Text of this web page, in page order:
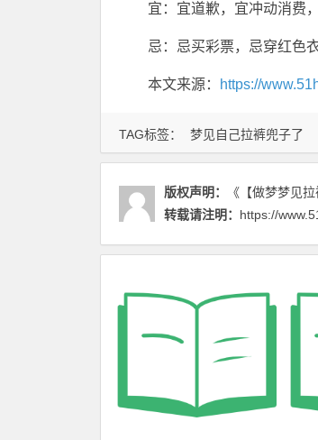
TAG标签： 梦见自己拉裤兜子了
宜：宜道歉，宜冲动消费
忌：忌买彩票，忌穿红色
本文来源： https://
版权声明： 《【做梦梦见
转载请注明： https://